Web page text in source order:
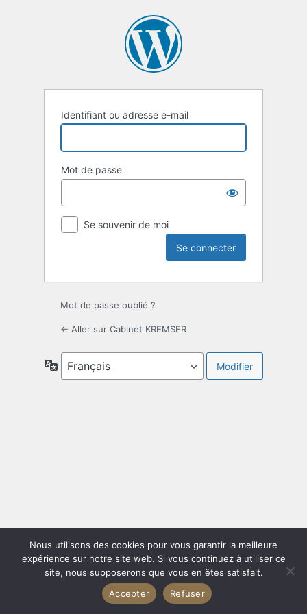
Identifiant ou adresse e-mail
Mot de passe
Se souvenir de moi
Mot de passe oublié ?
← Aller sur Cabinet KREMSER
Langue
Nous utilisons des cookies pour vous garantir la meilleure
expérience sur notre site web. Si vous continuez à utiliser ce
site, nous supposerons que vous en êtes satisfait.
Accepter
Refuser